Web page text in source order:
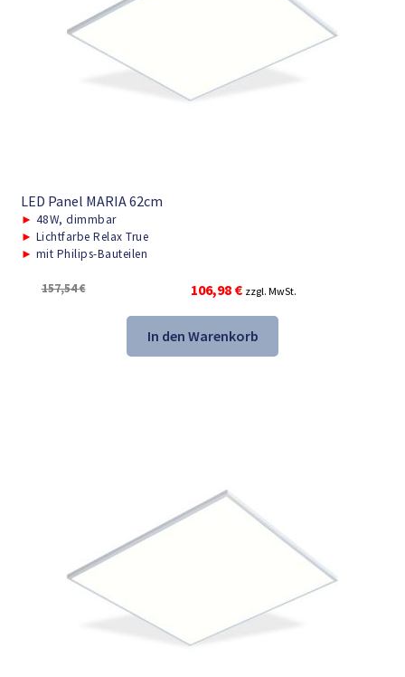
LED Panel MARIA 62cm
► 48W, dimmbar
► Lichtfarbe Relax True
► mit Philips-Bauteilen
157,54€
Ursprünglicher
Preis
war:
157,54 €
106,98 €Aktueller
Preis
ist:
106,98 €.
zzgl. MwSt.
In den Warenkorb